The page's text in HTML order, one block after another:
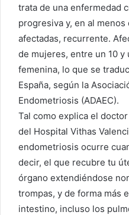
trata de una enfermedad
progresiva y, en al
afectadas, recurrente.
de mujeres, entre un 10 y
femenina, lo que se
España, según la
Endometriosis (ADAEC).
Tal como explica el
del Hospital Vithas
endometriosis ocurre
decir, el que recubre tu
órgano extendiéndose
trompas, y de forma más
intestino, incluso los